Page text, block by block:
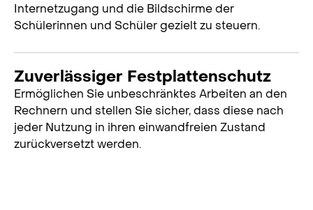
Internetzugang und die Bildschirme der
Schülerinnen und Schüler gezielt zu steuern.
Zuverlässiger Festplattenschutz
Ermöglichen Sie unbeschränktes Arbeiten an den
Rechnern und stellen Sie sicher, dass diese nach
jeder Nutzung in ihren einwandfreien Zustand
zurückversetzt werden.